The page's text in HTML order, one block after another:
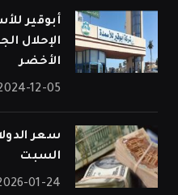
أبوقير
الإحلال
الأخضر
12-05
سعر
السبت
01-24